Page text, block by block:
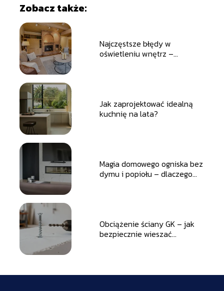
Zobacz także:
Najczęstsze błędy w
oświetleniu wnętrz –
Jak zaprojektować idealną
kuchnię na lata?
Magia domowego ogniska bez
dymu i popiołu – dlaczego
Obciążenie ściany GK – jak
bezpiecznie wieszać